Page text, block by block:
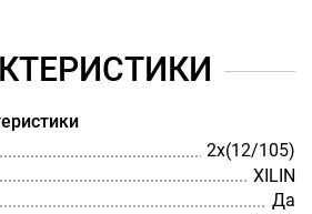
2х(12/105)
XILIN
Да